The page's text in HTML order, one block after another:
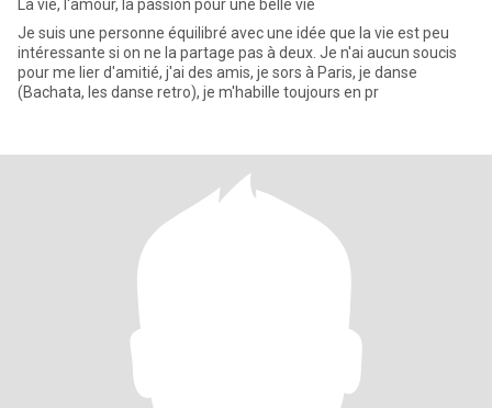
La vie, l'amour, la passion pour une belle vie
Je suis une personne équilibré avec une idée que la vie est peu
intéressante si on ne la partage pas à deux. Je n'ai aucun soucis
pour me lier d'amitié, j'ai des amis, je sors à Paris, je danse
(Bachata, les danse retro), je m'habille toujours en pr